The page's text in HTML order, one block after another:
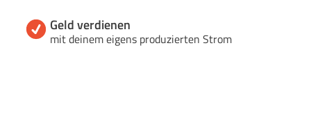
Geld verdienen
mit deinem eigens produzierten Strom